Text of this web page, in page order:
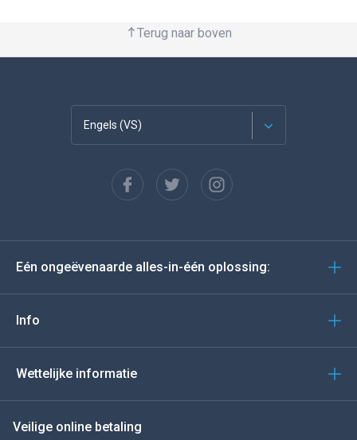
Terug naar boven
Engels (VS)
Español
Deutsch
Türkçe
Eén ongeëvenaarde alles-in-één oplossing:
Info
Wettelijke informatie
Veilige online betaling